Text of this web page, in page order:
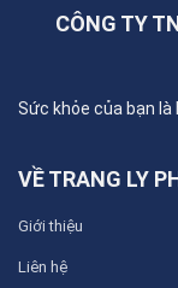
CÔNG TY
Sức khỏe của bạn
VỀ TRANG LY
Giới thiệu
Liên hệ